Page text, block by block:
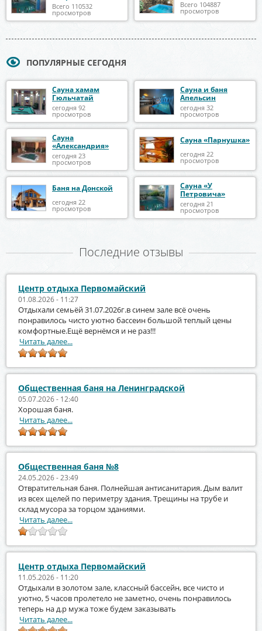
Всего 110532
просмотров
Всего 104887
просмотров
ПОПУЛЯРНЫЕ СЕГОДНЯ
Сауна хамам
Гюльчатай
сегодня 92
просмотров
Сауна и баня
Апельсин
сегодня 32
просмотров
Сауна
«Александрия»
сегодня 23
просмотров
Сауна «Парнушка»
сегодня 22
просмотров
Баня на Донской
сегодня 22
просмотров
Сауна «У
Петровича»
сегодня 21
просмотров
Последние отзывы
Центр отдыха Первомайский
01.08.2026 - 11:27
Отдыхали семьёй 31.07.2026г.в синем зале всё очень
понравилось чисто уютно бассеин большой теплый цены
комфортные.Ещё вернёмся и не раз!!!
Читать далее...
Общественная баня на Ленинградской
05.07.2026 - 12:40
Хорошая баня.
Читать далее...
Общественная баня №8
24.05.2026 - 23:49
Отвратительная баня. Полнейшая антисанитария. Дым валит
из всех щелей по периметру здания. Трещины на трубе и
склад мусора за торцом зданиями.
Читать далее...
Центр отдыха Первомайский
11.05.2026 - 11:20
Отдыхали в золотом зале, классный бассейн, все чисто и
уютно, 5 часов пролетело не заметно, очень понравилось
теперь на д.р мужа тоже будем заказывать
Читать далее...